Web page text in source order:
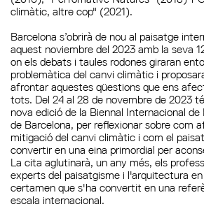
climàtic, altre cop" (2021).
Barcelona s’obrirà de nou al paisatge
aquest noviembre del 2023 amb la seva
on els debats i taules rodones giraran
problemàtica del canvi climàtic i
afrontar aquestes qüestions que ens
tots. Del 24 al 28 de novembre de 2023
nova edició de la Biennal Internacional de
de Barcelona, per reflexionar sobre com
mitigació del canvi climàtic i com el
convertir en una eina primordial per
La cita aglutinarà, un any més, els
experts del paisatgisme i l'arquitectura
certamen que s'ha convertit en una
escala internacional.